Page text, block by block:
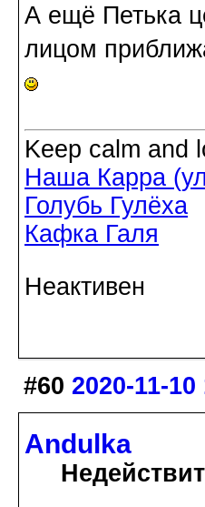
А ещё Петька
лицом
Keep calm and
Наша Карра
Голубь Гулёха
Кафка Галя
Неактивен
#60 2020-11-
Andulka